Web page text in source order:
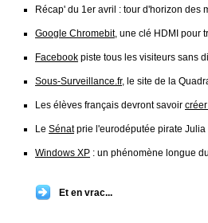
Récap' du 1er avril : tour d'horizon des
Google Chromebit, une clé HDMI pour
Facebook piste tous les visiteurs sans
Sous-Surveillance.fr, le site de la
Les élèves français devront savoir
Le Sénatprie l'eurodéputée pirate
Windows XP : un phénomène longue
Et en vrac...